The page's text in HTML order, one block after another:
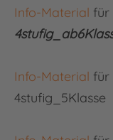
Info-Material für
Info-Material für
4stufig_5Klasse